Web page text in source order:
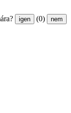
igen (0) nem